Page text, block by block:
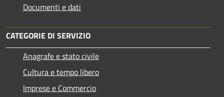
Documenti e dati
CATEGORIE DI SERVIZIO
Anagrafe e stato civile
Cultura e tempo libero
Imprese e Commercio